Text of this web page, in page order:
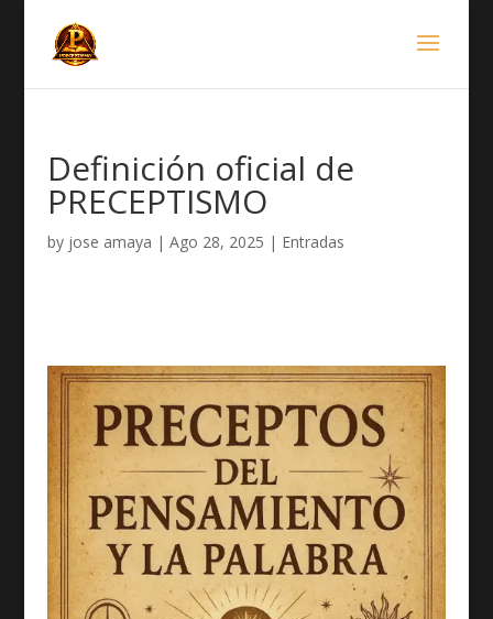
Definición oficial de
PRECEPTISMO
by jose amaya | Ago 28, 2025 | Entradas